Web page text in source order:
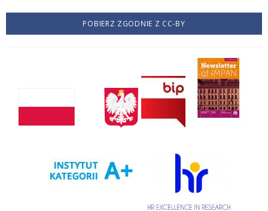
POBIERZ ZGODNIE Z CC-BY